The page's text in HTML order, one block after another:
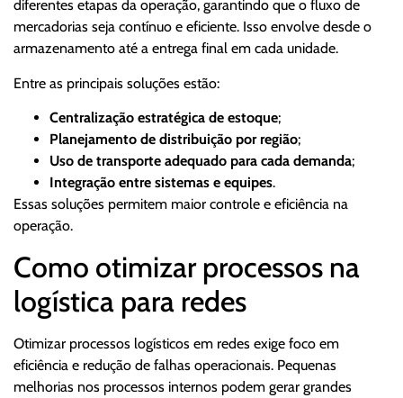
diferentes etapas da operação, garantindo que o fluxo de
mercadorias seja contínuo e eficiente. Isso envolve desde o
armazenamento até a entrega final em cada unidade.
Entre as principais soluções estão:
Centralização estratégica de estoque;
Planejamento de distribuição por região;
Uso de transporte adequado para cada demanda;
Integração entre sistemas e equipes.
Essas soluções permitem maior controle e eficiência na
operação.
Como otimizar processos na
logística para redes
Otimizar processos logísticos em redes exige foco em
eficiência e redução de falhas operacionais. Pequenas
melhorias nos processos internos podem gerar grandes